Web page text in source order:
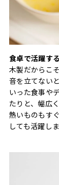
食卓で活躍す
木製だからこ
音を立てない
いった食事や
たりと、幅広
熱いものもす
しても活躍しま